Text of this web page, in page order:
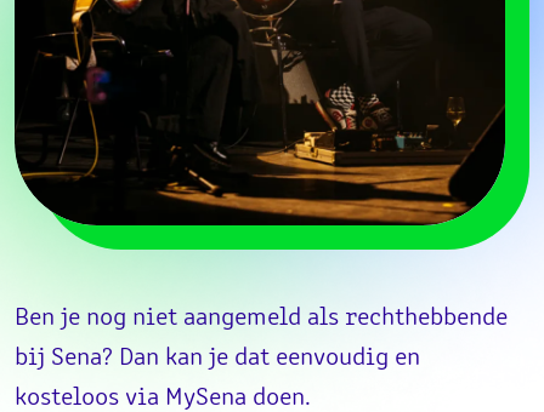
Ben je nog niet aangemeld als rechthebbende
bij Sena? Dan kan je dat eenvoudig en
kosteloos via MySena doen.